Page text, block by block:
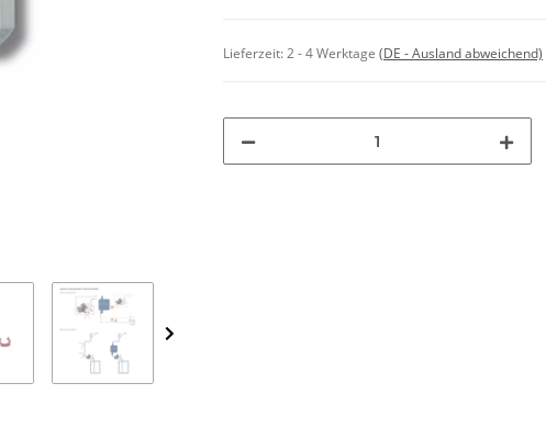
Lieferzeit:2 - 4 Werktage (DE - Ausland abweichend)